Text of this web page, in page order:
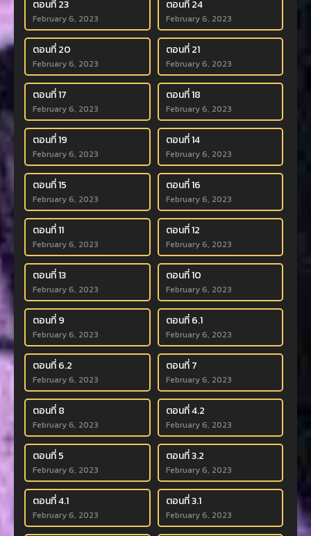
ตอนที่ 23
February 6, 2023
ตอนที่ 24
February 6, 2023
ตอนที่ 20
February 6, 2023
ตอนที่ 21
February 6, 2023
ตอนที่ 17
February 6, 2023
ตอนที่ 18
February 6, 2023
ตอนที่ 19
February 6, 2023
ตอนที่ 14
February 6, 2023
ตอนที่ 15
February 6, 2023
ตอนที่ 16
February 6, 2023
ตอนที่ 11
February 6, 2023
ตอนที่ 12
February 6, 2023
ตอนที่ 13
February 6, 2023
ตอนที่ 10
February 6, 2023
ตอนที่ 9
February 6, 2023
ตอนที่ 6.1
February 6, 2023
ตอนที่ 6.2
February 6, 2023
ตอนที่ 7
February 6, 2023
ตอนที่ 8
February 6, 2023
ตอนที่ 4.2
February 6, 2023
ตอนที่ 5
February 6, 2023
ตอนที่ 3.2
February 6, 2023
ตอนที่ 4.1
February 6, 2023
ตอนที่ 3.1
February 6, 2023